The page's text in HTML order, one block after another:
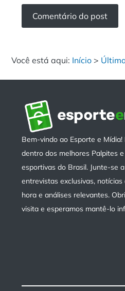
Você está aqui: Início >
Bem-vindo ao Esporte e Mídia!
dentro dos melhores Palpites
esportivas do Brasil. Junte-se
entrevistas exclusivas, notícias
hora e análises relevantes.
visita e esperamos mantê-lo